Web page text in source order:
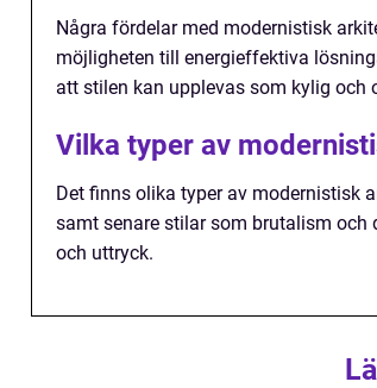
Några fördelar med modernistisk
möjligheten till energieffektiva
att stilen kan upplevas som kylig och
Vilka typer av
Det finns olika typer av modernistisk
samt senare stilar som brutalism och
och uttryck.